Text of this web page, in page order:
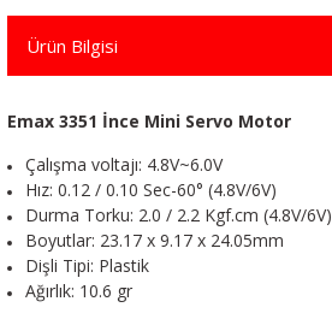
Ürün Bilgisi
Emax 3351 İnce Mini Servo Motor
Çalışma voltajı: 4.8V~6.0V
Hız: 0.12 / 0.10 Sec-60° (4.8V/6V)
Durma Torku: 2.0 / 2.2 Kgf.cm (4.8V/6V)
Boyutlar: 23.17 x 9.17 x 24.05mm
Dişli Tipi: Plastik
Ağırlık: 10.6 gr